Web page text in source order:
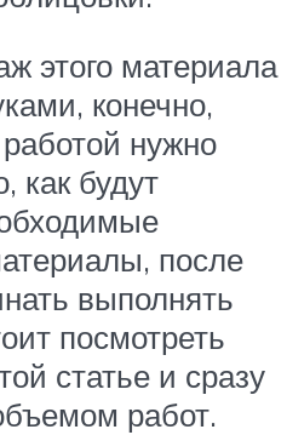
этого материала
конечно,
нужно
как будут
после
выполнять
посмотреть
статье и сразу
работ.